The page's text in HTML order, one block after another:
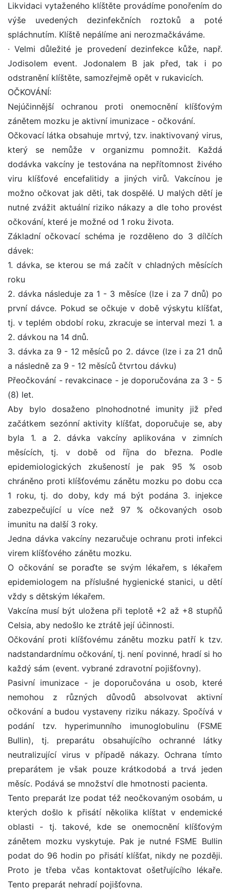
Likvidaci vytaženého klíštěte provádíme ponořením do
výše uvedených dezinfekčních roztoků a poté
spláchnutím. Klíště nepálíme ani nerozmačkáváme.
· Velmi důležité je provedení dezinfekce kůže, např.
Jodisolem event. Jodonalem B jak před, tak i po
odstranění klíštěte, samozřejmě opět v rukavicích.
OČKOVÁNÍ:
Nejúčinnější ochranou proti onemocnění klíšťovým
zánětem mozku je aktivní imunizace - očkování.
Očkovací látka obsahuje mrtvý, tzv. inaktivovaný virus,
který se nemůže v organizmu pomnožit. Každá
dodávka vakcíny je testována na nepřítomnost živého
viru klíšťové encefalitidy a jiných virů. Vakcínou je
možno očkovat jak děti, tak dospělé. U malých dětí je
nutné zvážit aktuální riziko nákazy a dle toho provést
očkování, které je možné od 1 roku života.
Základní očkovací schéma je rozděleno do 3 dílčích
dávek:
1. dávka, se kterou se má začít v chladných měsících
roku
2. dávka následuje za 1 - 3 měsíce (lze i za 7 dnů) po
první dávce. Pokud se očkuje v době výskytu klíšťat,
tj. v teplém období roku, zkracuje se interval mezi 1. a
2. dávkou na 14 dnů.
3. dávka za 9 - 12 měsíců po 2. dávce (lze i za 21 dnů
a následně za 9 - 12 měsíců čtvrtou dávku)
Přeočkování - revakcinace - je doporučována za 3 - 5
(8) let.
Aby bylo dosaženo plnohodnotné imunity již před
začátkem sezónní aktivity klíšťat, doporučuje se, aby
byla 1. a 2. dávka vakcíny aplikována v zimních
měsících, tj. v době od října do března. Podle
epidemiologických zkušeností je pak 95 % osob
chráněno proti klíšťovému zánětu mozku po dobu cca
1 roku, tj. do doby, kdy má být podána 3. injekce
zabezpečující u více než 97 % očkovaných osob
imunitu na další 3 roky.
Jedna dávka vakcíny nezaručuje ochranu proti infekci
virem klíšťového zánětu mozku.
O očkování se poraďte se svým lékařem, s lékařem
epidemiologem na příslušné hygienické stanici, u dětí
vždy s dětským lékařem.
Vakcína musí být uložena při teplotě +2 až +8 stupňů
Celsia, aby nedošlo ke ztrátě její účinnosti.
Očkování proti klíšťovému zánětu mozku patří k tzv.
nadstandardnímu očkování, tj. není povinné, hradí si ho
každý sám (event. vybrané zdravotní pojišťovny).
Pasivní imunizace - je doporučována u osob, které
nemohou z různých důvodů absolvovat aktivní
očkování a budou vystaveny riziku nákazy. Spočívá v
podání tzv. hyperimunního imunoglobulinu (FSME
Bullin), tj. preparátu obsahujícího ochranné látky
neutralizující virus v případě nákazy. Ochrana tímto
preparátem je však pouze krátkodobá a trvá jeden
měsíc. Podává se množství dle hmotnosti pacienta.
Tento preparát lze podat též neočkovaným osobám, u
kterých došlo k přisátí několika klíštat v endemické
oblasti - tj. takové, kde se onemocnění klíšťovým
zánětem mozku vyskytuje. Pak je nutné FSME Bullin
podat do 96 hodin po přisátí klíšťat, nikdy ne později.
Proto je třeba včas kontaktovat ošetřujícího lékaře.
Tento preparát nehradí pojišťovna.